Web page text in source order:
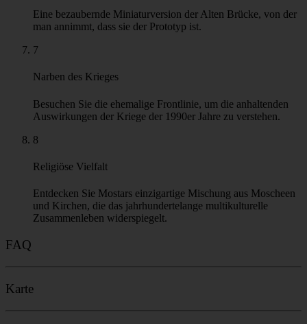
Eine bezaubernde Miniaturversion der Alten Brücke, von der
man annimmt, dass sie der Prototyp ist.
7
Narben des Krieges
Besuchen Sie die ehemalige Frontlinie, um die anhaltenden
Auswirkungen der Kriege der 1990er Jahre zu verstehen.
8
Religiöse Vielfalt
Entdecken Sie Mostars einzigartige Mischung aus Moscheen
und Kirchen, die das jahrhundertelange multikulturelle
Zusammenleben widerspiegelt.
FAQ
Karte